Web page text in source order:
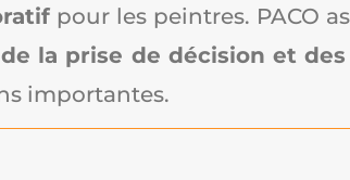
pour les peintres. PACO
la prise de décision et
importantes.